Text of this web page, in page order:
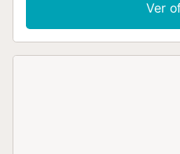
alrededores. Para entrar en
subir unas escaleras desde
Ver